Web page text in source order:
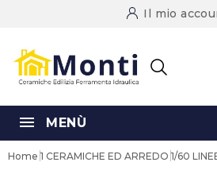
Il mio
MENÙ
Home 1 CERAMICHE ED ARREDO 1/60